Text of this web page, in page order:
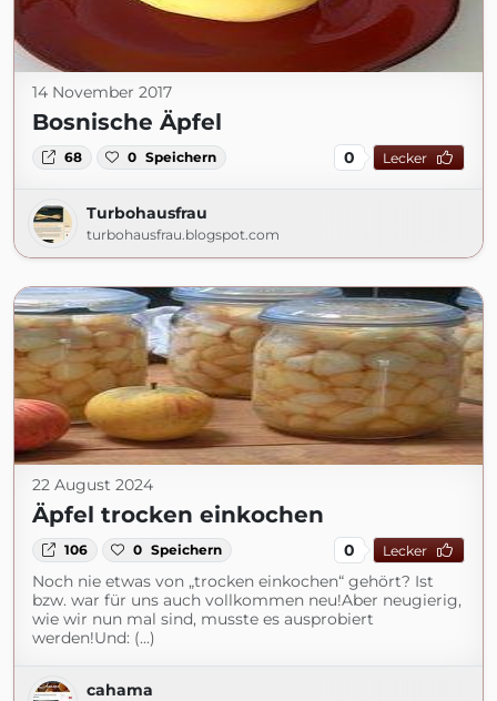
14 November 2017
Bosnische Äpfel
68 0 Speichern 0 Lecker
Turbohausfrau
turbohausfrau.blogspot.com
22 August 2024
Äpfel trocken einkochen
106 0 Speichern 0 Lecker
Noch nie etwas von „trocken einkochen“ gehört? Ist
bzw. war für uns auch vollkommen neu!Aber neugierig,
wie wir nun mal sind, musste es ausprobiert
werden!Und: (...)
cahama